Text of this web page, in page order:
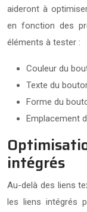
aideront à
en fonction des
éléments à tester :
Couleur du
Texte du
Forme du
Emplacement
intégrés
Au-delà des liens
les liens intégrés